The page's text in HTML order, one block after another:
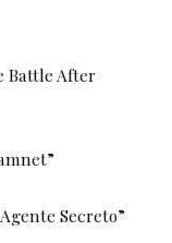
Battle After
Secreto”